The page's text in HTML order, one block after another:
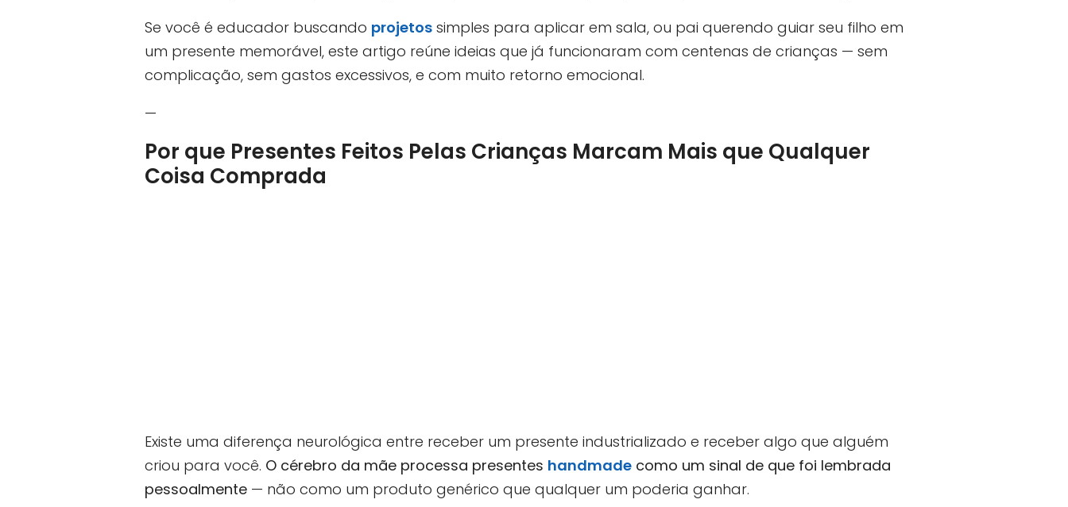
Se você é educador buscando projetos simples para aplicar em sala, ou pai querendo guiar seu filho em
um presente memorável, este artigo reúne ideias que já funcionaram com centenas de crianças — sem
complicação, sem gastos excessivos, e com muito retorno emocional.
—
Por que Presentes Feitos Pelas Crianças Marcam Mais que Qualquer
Coisa Comprada
Existe uma diferença neurológica entre receber um presente industrializado e receber algo que alguém
criou para você. O cérebro da mãe processa presentes handmade como um sinal de que foi lembrada
pessoalmente — não como um produto genérico que qualquer um poderia ganhar.